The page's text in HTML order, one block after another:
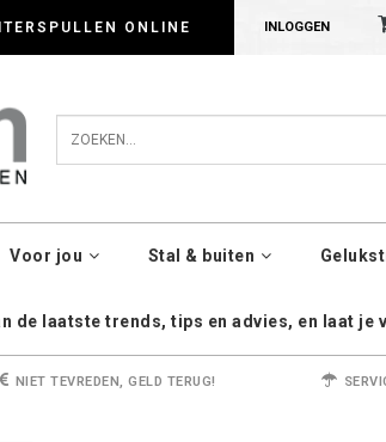
ONLINE INLOGGEN
Voor jou Stal & buiten
de laatste trends, tips en advies, en laat je
NIET TEVREDEN, GELD TERUG!
met cookies. Kijk gerust voor meer informatie op